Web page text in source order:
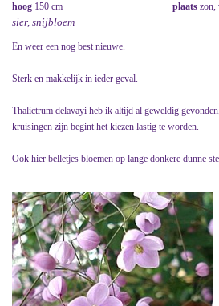
hoog 150 cm plaats zon,
sier, snijbloem
En weer een nog best nieuwe.
Sterk en makkelijk in ieder geval.
Thalictrum delavayi heb ik altijd al geweldig
kruisingen zijn begint het kiezen lastig te worden.
Ook hier belletjes bloemen op lange donkere dunne